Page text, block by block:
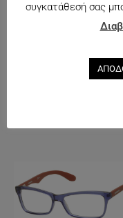
συγκατάθεσή σας